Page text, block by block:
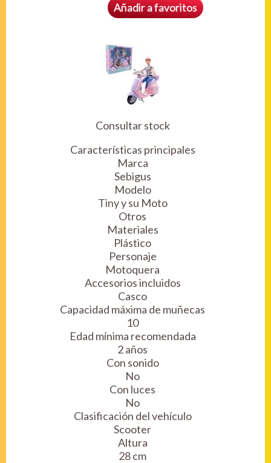
Añadir a favoritos
Consultar stock
Características principales
Marca
Sebigus
Modelo
Tiny y su Moto
Otros
Materiales
Plástico
Personaje
Motoquera
Accesorios incluidos
Casco
Capacidad máxima de muñecas
10
Edad mínima recomendada
2 años
Con sonido
No
Con luces
No
Clasificación del vehículo
Scooter
Altura
28 cm